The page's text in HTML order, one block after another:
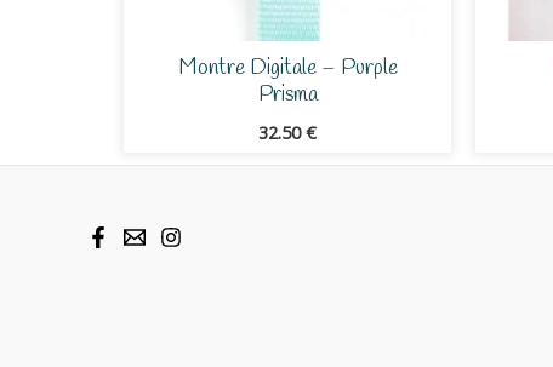
Montre Digitale – Purple
Prisma
32.50€